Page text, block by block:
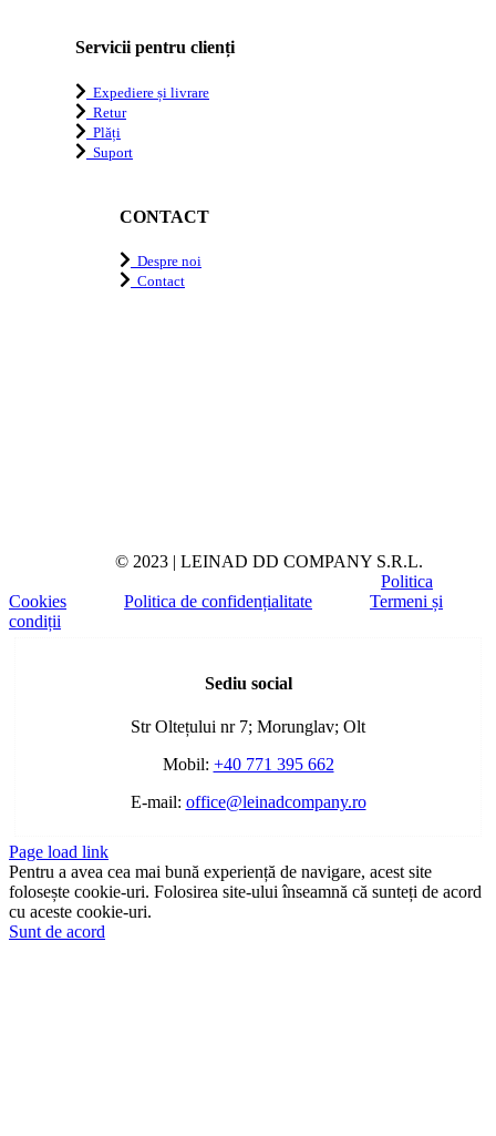
Servicii pentru clienți
Expediere și livrare
Retur
Plăți
Suport
CONTACT
Despre noi
Contact
© 2023 | LEINAD DD COMPANY S.R.L.
Politica
Cookies
Politica de confidențialitate
Termeni și
condiții
Sediu social
Str Oltețului nr 7; Morunglav; Olt
Mobil: +40 771 395 662
E-mail: office@leinadcompany.ro
Page load link
Pentru a avea cea mai bună experiență de navigare, acest site
folosește cookie-uri. Folosirea site-ului înseamnă că sunteți de acord
cu aceste cookie-uri.
Sunt de acord